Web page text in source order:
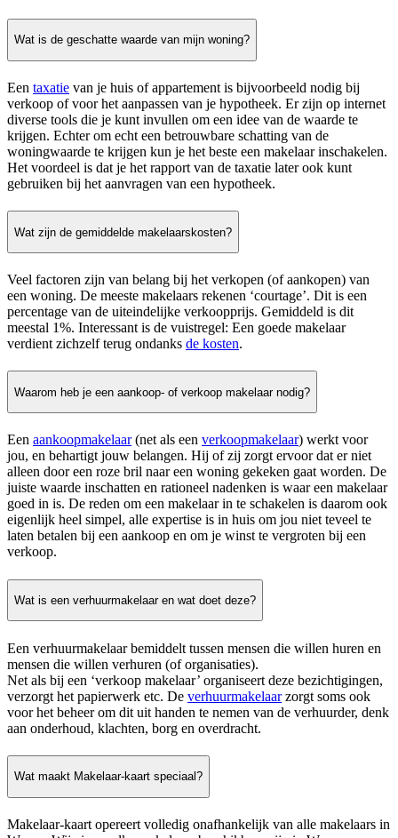
Wat is de geschatte waarde van mijn woning?
Een taxatie van je huis of appartement is bijvoorbeeld nodig bij
verkoop of voor het aanpassen van je hypotheek. Er zijn op internet
diverse tools die je kunt invullen om een idee van de waarde te
krijgen. Echter om echt een betrouwbare schatting van de
woningwaarde te krijgen kun je het beste een makelaar inschakelen.
Het voordeel is dat je het rapport van de taxatie later ook kunt
gebruiken bij het aanvragen van een hypotheek.
Wat zijn de gemiddelde makelaarskosten?
Veel factoren zijn van belang bij het verkopen (of aankopen) van
een woning. De meeste makelaars rekenen ‘courtage’. Dit is een
percentage van de uiteindelijke verkoopprijs. Gemiddeld is dit
meestal 1%. Interessant is de vuistregel: Een goede makelaar
verdient zichzelf terug ondanks de kosten.
Waarom heb je een aankoop- of verkoop makelaar nodig?
Een aankoopmakelaar(net als een verkoopmakelaar) werkt voor
jou, en behartigt jouw belangen. Hij of zij zorgt ervoor dat er niet
alleen door een roze bril naar een woning gekeken gaat worden. De
juiste waarde inschatten en rationeel nadenken is waar een makelaar
goed in is. De reden om een makelaar in te schakelen is daarom ook
eigenlijk heel simpel, alle expertise is in huis om jou niet teveel te
laten betalen bij een aankoop en om je winst te vergroten bij een
verkoop.
Wat is een verhuurmakelaar en wat doet deze?
Een verhuurmakelaar bemiddelt tussen mensen die willen huren en
mensen die willen verhuren (of organisaties).
Net als bij een ‘verkoop makelaar’ organiseert deze bezichtigingen,
verzorgt het papierwerk etc. De verhuurmakelaarzorgt soms ook
voor het beheer om dit uit handen te nemen van de verhuurder, denk
aan onderhoud, klachten, borg en overdracht.
Wat maakt Makelaar-kaart speciaal?
Makelaar-kaart opereert volledig onafhankelijk van alle makelaars in